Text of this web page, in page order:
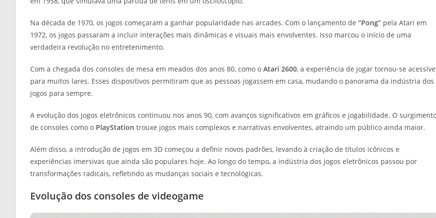
Na década de 1970, os jogos começaram a ganhar popularidade nas arcades. Com o lançamento de “Pong” pela Atari em
1972, os jogos passaram a incluir interações mais dinâmicas e visuais mais envolventes. Isso marcou o início de uma
verdadeira revolução no entretenimento.
Com a chegada dos consoles de mesa em meados dos anos 80, como o Atari 2600, a experiência de jogar tornou-se
para muitos lares. Esses dispositivos permitiram que as pessoas jogassem em casa, mudando o panorama da indústria dos
jogos para sempre.
A evolução dos jogos eletrônicos continuou nos anos 90, com avanços significativos em gráficos e jogabilidade. O
de consoles como o PlayStation trouxe jogos mais complexos e narrativas envolventes, atraindo um público ainda maior.
Além disso, a introdução de jogos em 3D começou a definir novos padrões, levando à criação de títulos icônicos e
experiências imersivas que ainda são populares hoje. Ao longo do tempo, a indústria dos jogos eletrônicos passou por
transformações radicais, refletindo as mudanças sociais e tecnológicas.
Evolução dos consoles de videogame